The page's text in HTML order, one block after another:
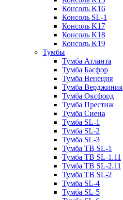
Консоль K16
Консоль SL-1
Консоль K17
Консоль K18
Консоль K19
Тумбы
Тумба Атланта
Тумба Басфор
Тумба Венеция
Тумба Верджиния
Тумба Оксфорд
Тумба Престиж
Тумба Сиена
Тумба SL-1
Тумба SL-2
Тумба SL-3
Тумба ТВ SL-1
Тумба ТВ SL-1.11
Тумба ТВ SL-2.11
Тумба ТВ SL-2
Тумба SL-4
Тумба SL-5